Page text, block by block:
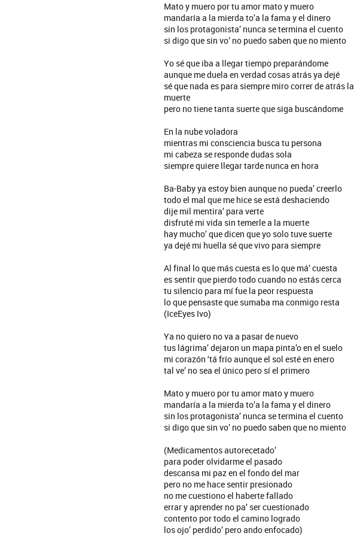
Mato y muero por tu amor mato y muero
mandaría a la mierda to’a la fama y el dinero
sin los protagonista’ nunca se termina el cuento
si digo que sin vo’ no puedo saben que no miento
Yo sé que iba a llegar tiempo preparándome
aunque me duela en verdad cosas atrás ya dejé
sé que nada es para siempre miro correr de atrás la
muerte
pero no tiene tanta suerte que siga buscándome
En la nube voladora
mientras mi consciencia busca tu persona
mi cabeza se responde dudas sola
siempre quiere llegar tarde nunca en hora
Ba-Baby ya estoy bien aunque no pueda’ creerlo
todo el mal que me hice se está deshaciendo
dije mil mentira’ para verte
disfruté mi vida sin temerle a la muerte
hay mucho’ que dicen que yo solo tuve suerte
ya dejé mi huella sé que vivo para siempre
Al final lo que más cuesta es lo que má’ cuesta
es sentir que pierdo todo cuando no estás cerca
tu silencio para mí fue la peor respuesta
lo que pensaste que sumaba ma conmigo resta
(IceEyes Ivo)
Ya no quiero no va a pasar de nuevo
tus lágrima’ dejaron un mapa pinta’o en el suelo
mi corazón ‘tá frío aunque el sol esté en enero
tal ve’ no sea el único pero sí el primero
Mato y muero por tu amor mato y muero
mandaría a la mierda to’a la fama y el dinero
sin los protagonista’ nunca se termina el cuento
si digo que sin vo’ no puedo saben que no miento
(Medicamentos autorecetado’
para poder olvidarme el pasado
descansa mi paz en el fondo del mar
pero no me hace sentir presionado
no me cuestiono el haberte fallado
errar y aprender no pa’ ser cuestionado
contento por todo el camino logrado
los ojo’ perdido’ pero ando enfocado)